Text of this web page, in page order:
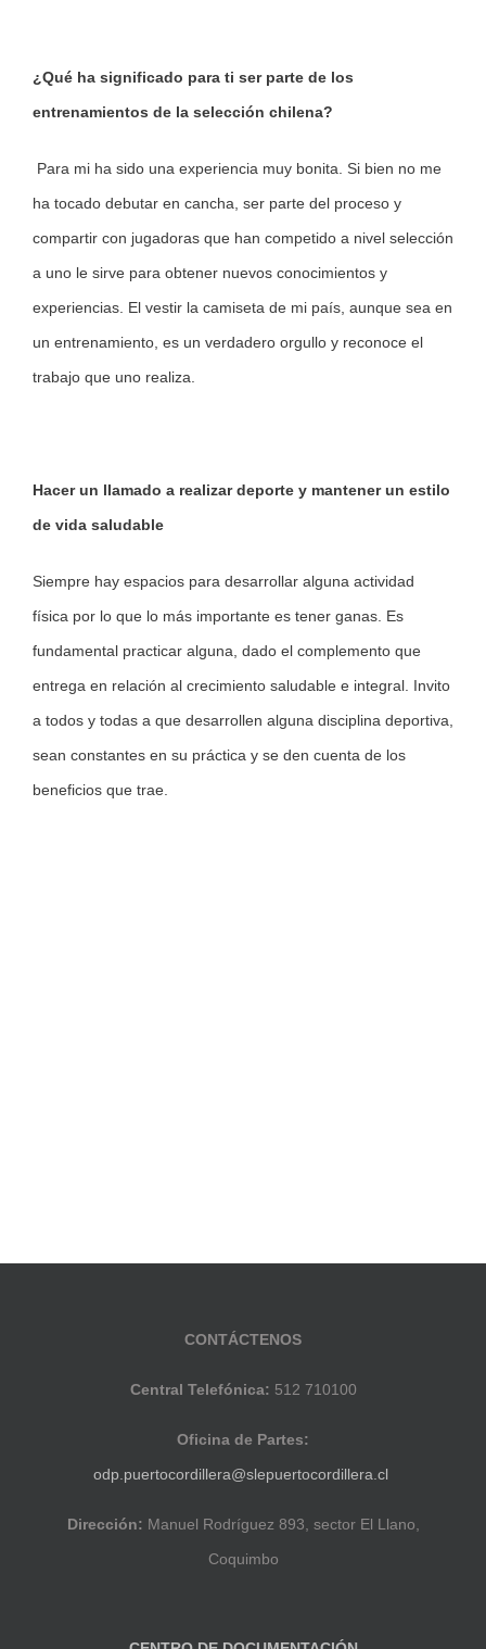
¿Qué ha significado para ti ser parte de los
entrenamientos de la selección chilena?
Para mi ha sido una experiencia muy bonita. Si bien no me
ha tocado debutar en cancha, ser parte del proceso y
compartir con jugadoras que han competido a nivel selección
a uno le sirve para obtener nuevos conocimientos y
experiencias. El vestir la camiseta de mi país, aunque sea en
un entrenamiento, es un verdadero orgullo y reconoce el
trabajo que uno realiza.
Hacer un llamado a realizar deporte y mantener un estilo
de vida saludable
Siempre hay espacios para desarrollar alguna actividad
física por lo que lo más importante es tener ganas. Es
fundamental practicar alguna, dado el complemento que
entrega en relación al crecimiento saludable e integral. Invito
a todos y todas a que desarrollen alguna disciplina deportiva,
sean constantes en su práctica y se den cuenta de los
beneficios que trae.
CONTÁCTENOS
Central Telefónica: 512 710100
Oficina de Partes:
odp.puertocordillera@slepuertocordillera.cl
Dirección: Manuel Rodríguez 893, sector El Llano,
Coquimbo